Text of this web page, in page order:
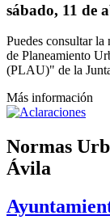
sábado, 11 de
Puedes consultar
de Planeamiento
(PLAU)" de la
Más información
Normas
Ávila